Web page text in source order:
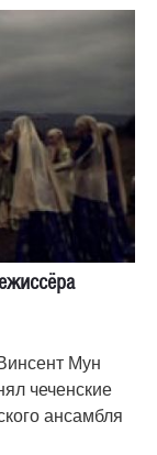
Мун
чеченские
ансамбля